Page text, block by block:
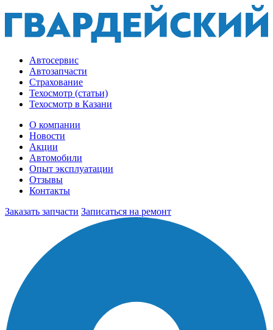
Автосервис
Автозапчасти
Страхование
Техосмотр (статьи)
Техосмотр в Казани
О компании
Новости
Акции
Автомобили
Опыт эксплуатации
Отзывы
Контакты
Заказать запчасти Записаться на ремонт